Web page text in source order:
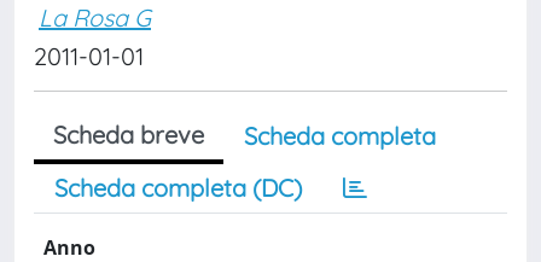
La Rosa G
2011-01-01
Scheda breve
Scheda completa
Scheda completa (DC)
Anno